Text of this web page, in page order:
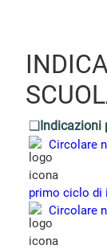
❑Indicazioni
Circolare
primo ciclo di
Circolare